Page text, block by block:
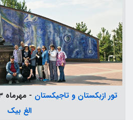
تور ازبکستان و تاجیکستان - مهرماه 1403 -
الغ بیک